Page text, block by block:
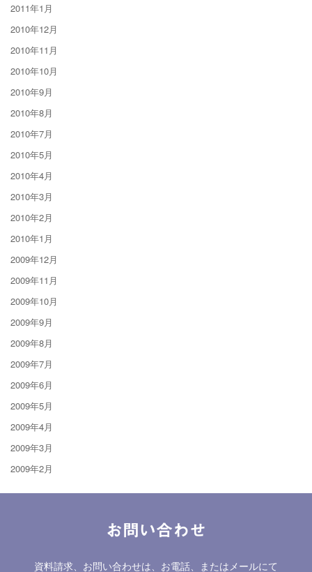
2011年1月
2010年12月
2010年11月
2010年10月
2010年9月
2010年8月
2010年7月
2010年5月
2010年4月
2010年3月
2010年2月
2010年1月
2009年12月
2009年11月
2009年10月
2009年9月
2009年8月
2009年7月
2009年6月
2009年5月
2009年4月
2009年3月
2009年2月
お問い合わせ
資料請求、お問い合わせは、お電話、またはメールにて